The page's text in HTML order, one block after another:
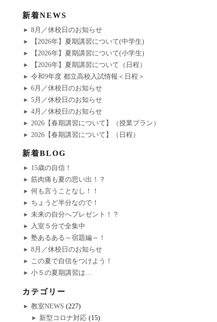
ナ
ビ
ゲ
ー
シ
ョ
ン
稿:
新着NEWS
8月／休校日のお知らせ
【2026年】夏期講習について(中学生)
【2026年】夏期講習について(小学生)
【2026年】夏期講習について（日程）
令和9年度 都立高校入試情報＜日程＞
6月／休校日のお知らせ
5月／休校日のお知らせ
4月／休校日のお知らせ
2026【春期講習について】（授業プラン）
2026【春期講習について】（日程）
新着BLOG
15歳の自信！
筋肉痛も夏の思い出！？
何も言うことなし！！
ちょうど半分なので！
未来の自分へプレゼント！？
入室５分で全集中
塾あるある～宿題編～！
8月／休校日のお知らせ
この夏で自信をつけよう！
小５の夏期講習は…
カテゴリー
教室NEWS (227)
新型コロナ対応 (15)